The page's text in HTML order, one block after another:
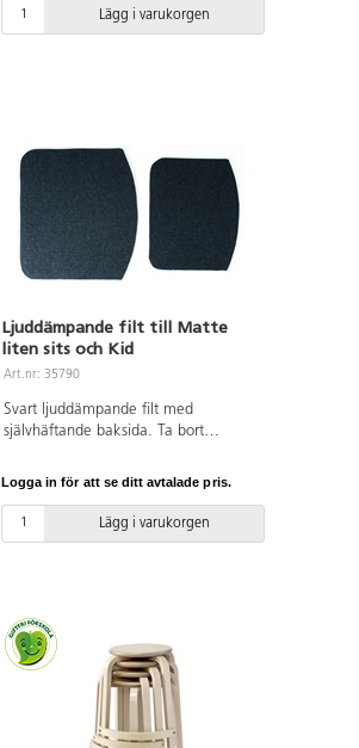
Lägg i varukorgen
Ljuddämpande filt till Matte
liten sits och Kid
Art.nr: 35790
Svart ljuddämpande filt med
självhäftande baksida. Ta bort
stolen. Mått: B32xD25 cm.
Logga in för att se ditt avtalade pris.
Lägg i varukorgen